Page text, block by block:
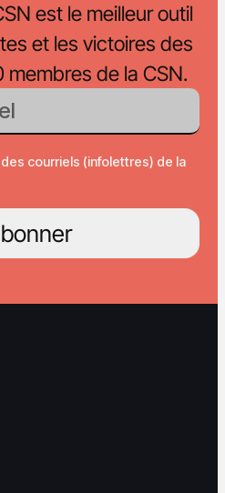
est le meilleur outil
et les victoires des
de la CSN.
courriels (infolettres) de la